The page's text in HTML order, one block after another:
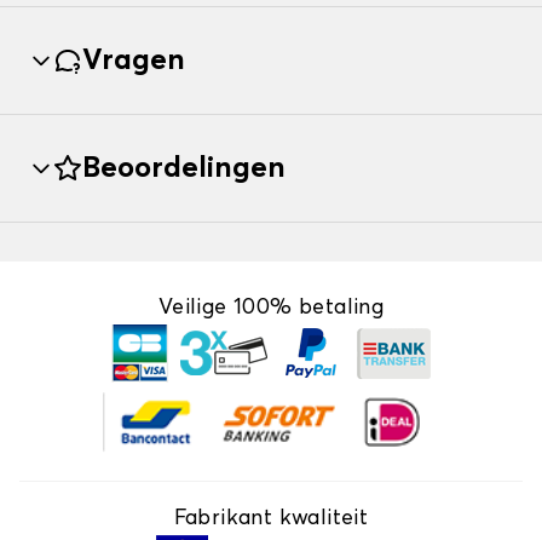
Vragen
Beoordelingen
Veilige 100% betaling
Fabrikant kwaliteit